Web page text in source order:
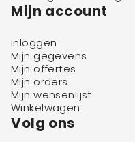
Mijn account
Inloggen
Mijn gegevens
Mijn offertes
Mijn orders
Mijn wensenlijst
Winkelwagen
Volg ons